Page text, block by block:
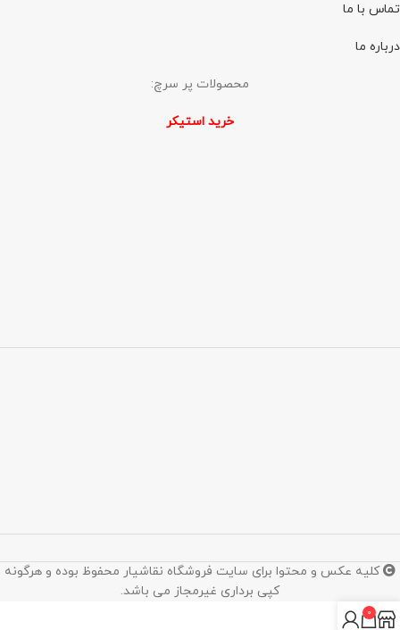
تماس با ما
درباره ما
محصولات پر سرچ:
خرید استیکر
کلیه عکس و محتوا برای سایت فروشگاه نقاشیار محفوظ بوده و هرگونه
کپی برداری غیرمجاز می باشد.
0